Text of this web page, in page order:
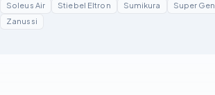
Soleus Air
Stiebel Eltron Sumikura Super
Zanussi